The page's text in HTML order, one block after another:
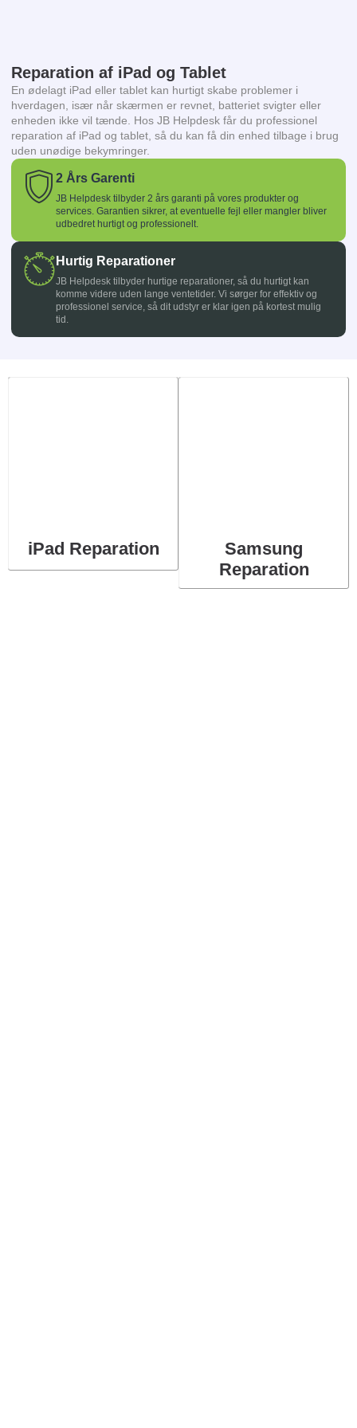
Reparation af iPad og Tablet
En ødelagt iPad eller tablet kan hurtigt skabe problemer i
hverdagen, især når skærmen er revnet, batteriet svigter eller
enheden ikke vil tænde. Hos JB Helpdesk får du professionel
reparation af iPad og tablet, så du kan få din enhed tilbage i brug
uden unødige bekymringer.
2 Års Garenti
JB Helpdesk tilbyder 2 års garanti på vores produkter og
services. Garantien sikrer, at eventuelle fejl eller mangler bliver
udbedret hurtigt og professionelt.
Hurtig Reparationer
JB Helpdesk tilbyder hurtige reparationer, så du hurtigt kan
komme videre uden lange ventetider. Vi sørger for effektiv og
professionel service, så dit udstyr er klar igen på kortest mulig
tid.
iPad Reparation
Samsung
Reparation